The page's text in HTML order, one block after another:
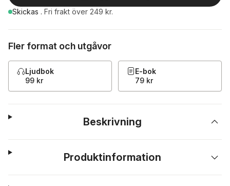
Skickas . Fri frakt över 249 kr.
Fler format och utgåvor
Ljudbok
99 kr
E-bok
79 kr
Beskrivning
Produktinformation